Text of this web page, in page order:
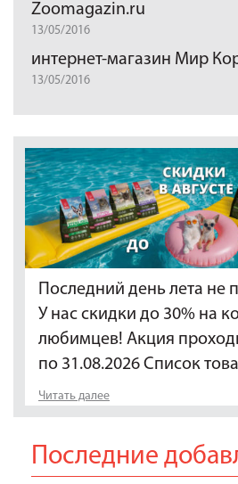
Zoomagazin.ru
13/05/2016
интернет-магазин Мир
13/05/2016
Последний день лета не
У нас скидки до 30% на
любимцев! Акция
по 31.08.2026 Список
Читать далее
Последние